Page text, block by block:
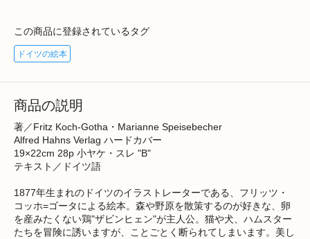
この商品に登録されているタグ
ドイツの絵本
商品の説明
著／Fritz Koch-Gotha・Marianne Speisebecher
Alfred Hahns Verlag ハードカバー
19×22cm 28p 小ヤケ・スレ "B"
テキスト／ドイツ語
1877年生まれのドイツのイラストレーターである、フリッツ・
コッホ=ゴータによる絵本。森や野原を散策するのが好きな、卵
を産みたくない鶏"ザビンヒェン"が主人公。猫や犬、ハムスター
たちを冒険に誘いますが、ことごとく断られてしまいます。美し